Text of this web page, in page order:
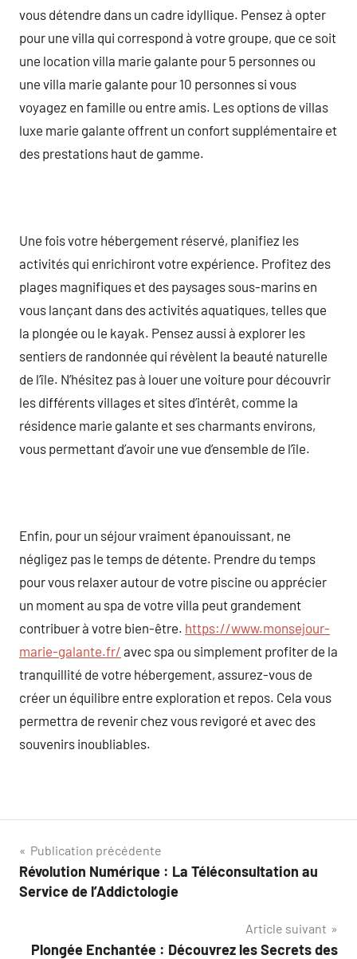
vous détendre dans un cadre idyllique. Pensez à opter
pour une villa qui correspond à votre groupe, que ce soit
une location villa marie galante pour 5 personnes ou
une villa marie galante pour 10 personnes si vous
voyagez en famille ou entre amis. Les options de villas
luxe marie galante offrent un confort supplémentaire et
des prestations haut de gamme.
Une fois votre hébergement réservé, planifiez les
activités qui enrichiront votre expérience. Profitez des
plages magnifiques et des paysages sous-marins en
vous lançant dans des activités aquatiques, telles que
la plongée ou le kayak. Pensez aussi à explorer les
sentiers de randonnée qui révèlent la beauté naturelle
de l’île. N’hésitez pas à louer une voiture pour découvrir
les différents villages et sites d’intérêt, comme la
résidence marie galante et ses charmants environs,
vous permettant d’avoir une vue d’ensemble de l’île.
Enfin, pour un séjour vraiment épanouissant, ne
négligez pas le temps de détente. Prendre du temps
pour vous relaxer autour de votre piscine ou apprécier
un moment au spa de votre villa peut grandement
contribuer à votre bien-être. https://www.monsejour-
marie-galante.fr/ avec spa ou simplement profiter de la
tranquillité de votre hébergement, assurez-vous de
créer un équilibre entre exploration et repos. Cela vous
permettra de revenir chez vous revigoré et avec des
souvenirs inoubliables.
Navigation
de
Publication précédente
Révolution Numérique : La Téléconsultation au
Service de l’Addictologie
Article suivant
Plongée Enchantée : Découvrez les Secrets des